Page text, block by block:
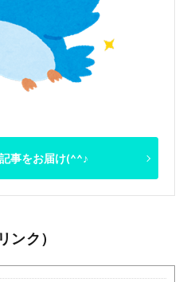
事をお届け(^^♪
ンク）